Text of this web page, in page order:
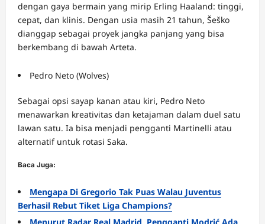
dengan gaya bermain yang mirip Erling Haaland: tinggi,
cepat, dan klinis. Dengan usia masih 21 tahun, Šeško
dianggap sebagai proyek jangka panjang yang bisa
berkembang di bawah Arteta.
Pedro Neto (Wolves)
Sebagai opsi sayap kanan atau kiri, Pedro Neto
menawarkan kreativitas dan ketajaman dalam duel satu
lawan satu. Ia bisa menjadi pengganti Martinelli atau
alternatif untuk rotasi Saka.
Baca Juga:
Mengapa Di Gregorio Tak Puas Walau Juventus
Berhasil Rebut Tiket Liga Champions?
Menurut Radar Real Madrid, Pengganti Modrić Ada